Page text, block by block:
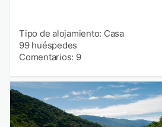
Tipo de alojamiento: Casa
99 huéspedes
Comentarios: 9